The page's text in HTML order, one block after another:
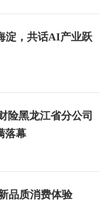
淀，共话AI产业跃
黑龙江省分公司
落幕
品质消费体验